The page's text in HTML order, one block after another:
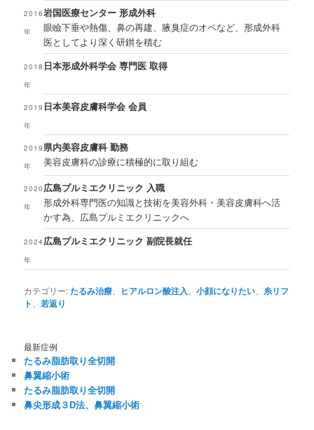
2016
年
岩国医療センター 形成外科
眼瞼下垂や熱傷、鼻の再建、腋臭症のオペなど、形成外科
医としてより深く研鑚を積む
2018
年
日本形成外科学会 専門医 取得
2019
年
日本美容皮膚科学会 会員
2019
年
県内美容皮膚科 勤務
美容皮膚科の診療に積極的に取り組む
2020
年
広島プルミエクリニック 入職
形成外科専門医の知識と技術を美容外科・美容皮膚科へ活
かす為、広島プルミエクリニックへ
2024
年
広島プルミエクリニック 副院長就任
カテゴリー:たるみ治療、 ヒアルロン酸注入、小顔になりたい、糸リフ
ト、若返り
最新症例
たるみ脂肪取り全切開
鼻翼縮小術
たるみ脂肪取り全切開
鼻尖形成３D法、鼻翼縮小術